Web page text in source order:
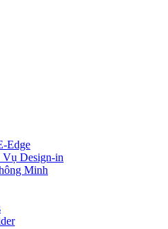
Edge
Design-in
Minh